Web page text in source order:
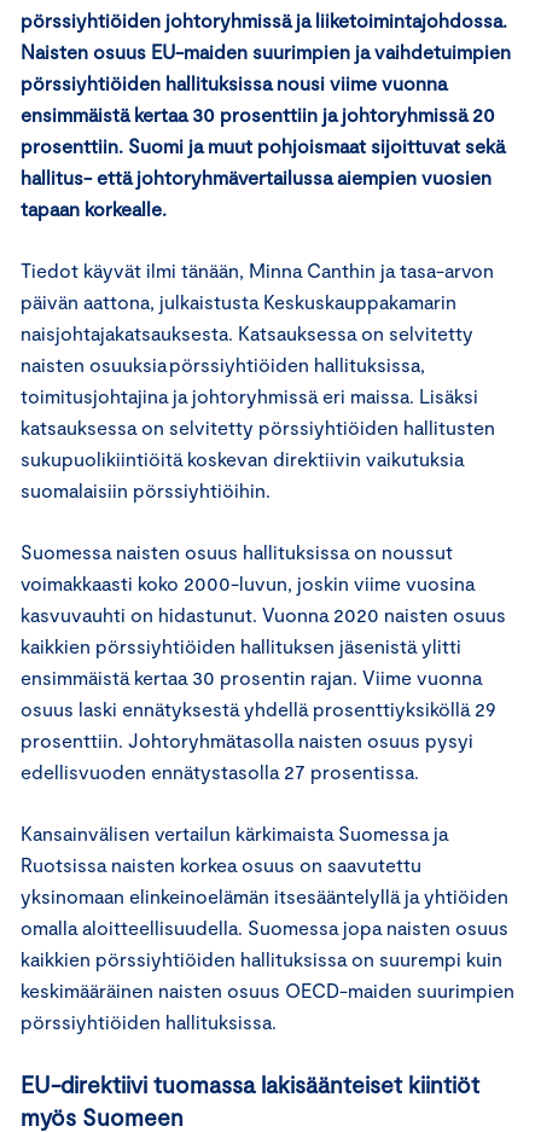
pörssiyhtiöiden johtoryhmissä ja liiketoimintajohdossa.
Naisten osuus EU-maiden suurimpien ja vaihdetuimpien
pörssiyhtiöiden hallituksissa nousi viime vuonna
ensimmäistä kertaa 30 prosenttiin ja johtoryhmissä 20
prosenttiin. Suomi ja muut pohjoismaat sijoittuvat sekä
hallitus- että johtoryhmävertailussa aiempien vuosien
tapaan korkealle.
Tiedot käyvät ilmi tänään, Minna Canthin ja tasa-arvon
päivän aattona, julkaistusta Keskuskauppakamarin
naisjohtajakatsauksesta. Katsauksessa on selvitetty
naisten osuuksia pörssiyhtiöiden hallituksissa,
toimitusjohtajina ja johtoryhmissä eri maissa. Lisäksi
katsauksessa on selvitetty pörssiyhtiöiden hallitusten
sukupuolikiintiöitä koskevan direktiivin vaikutuksia
suomalaisiin pörssiyhtiöihin.
Suomessa naisten osuus hallituksissa on noussut
voimakkaasti koko 2000-luvun, joskin viime vuosina
kasvuvauhti on hidastunut. Vuonna 2020 naisten osuus
kaikkien pörssiyhtiöiden hallituksen jäsenistä ylitti
ensimmäistä kertaa 30 prosentin rajan. Viime vuonna
osuus laski ennätyksestä yhdellä prosenttiyksiköllä 29
prosenttiin. Johtoryhmätasolla naisten osuus pysyi
edellisvuoden ennätystasolla 27 prosentissa.
Kansainvälisen vertailun kärkimaista Suomessa ja
Ruotsissa naisten korkea osuus on saavutettu
yksinomaan elinkeinoelämän itsesääntelyllä ja yhtiöiden
omalla aloitteellisuudella. Suomessa jopa naisten osuus
kaikkien pörssiyhtiöiden hallituksissa on suurempi kuin
keskimääräinen naisten osuus OECD-maiden suurimpien
pörssiyhtiöiden hallituksissa.
EU-direktiivi tuomassa lakisäänteiset kiintiöt
myös Suomeen